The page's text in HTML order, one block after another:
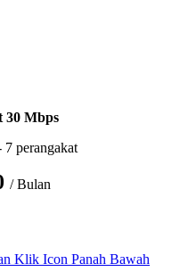
30 Mbps
perangakat
/ Bulan
Klik Icon Panah Bawah